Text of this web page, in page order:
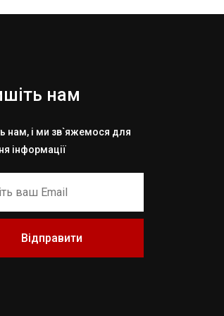
нам
нам, і ми зв`яжемося для
інформації
Відправити